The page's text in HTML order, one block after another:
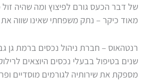
של דבר הכעס גורם לפיצוץ ומה שהיה
מאוד כיקר – נתק משפחתי שאינו שווה את
רנטהאוס – חברת ניהול נכסים ברמת גן
שנים בטיפול בבעלי נכסים היוצאים
מספקת את שירותיה לגורמים מוסדיים